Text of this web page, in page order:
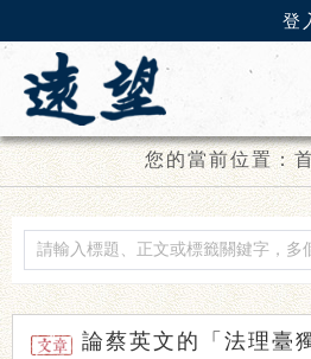
登
您的當前位置：
論蔡英文的「法理臺